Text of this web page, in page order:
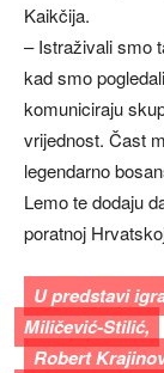
Kaikčija.
– Istraživali smo
kad smo
komuniciraju
vrijednost. Čast
legendarno
Lemo te dodaju
poratnoj
U predstavi
Miličević-Stilić,
Robert